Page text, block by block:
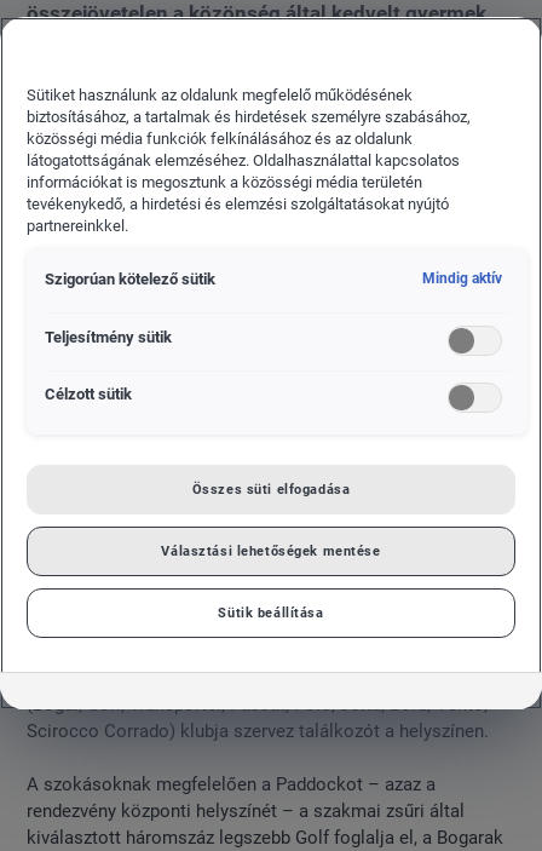
összejövetelen a közönség által kedvelt gyermek,
legszerencsésebb látogató pedig ezúttal egy VI-os
Golfot vihet haza.
Igazi Volkswagen ünneppé nőtte ki magát az ötéves
hagyománnyal rendelkező Volkswagen-találkozó, amit idén
szeptember 23-án szervez a márka hazai importőre a
randevúztak a mogyoródi versenypályán, idén már tíz típus
(Bogár, Golf, Transporter, Passat, Polo, Jetta, Bora, Vento,
Scirocco Corrado) klubja szervez találkozót a helyszínen.
A szokásoknak megfelelően a Paddockot – azaz a
rendezvény központi helyszínét – a szakmai zsűri által
kiválasztott háromszáz legszebb Golf foglalja el, a Bogarak
Sütiket használunk az oldalunk megfelelő működésének
biztosításához, a tartalmak és hirdetések személyre szabásához,
közösségi média funkciók felkínálásához és az oldalunk
látogatottságának elemzéséhez. Oldalhasználattal kapcsolatos
információkat is megosztunk a közösségi média területén
tevékenykedő, a hirdetési és elemzési szolgáltatásokat nyújtó
partnereinkkel.
Szigorúan kötelező sütik Mindig aktív
Teljesítmény sütik
Célzott sütik
Összes süti elfogadása
Választási lehetőségek mentése
Sütik beállítása